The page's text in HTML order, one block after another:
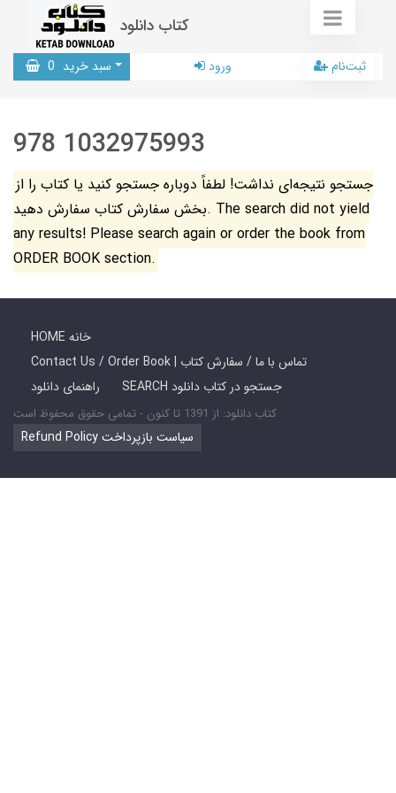
کتاب دانلود
سبد خرید 0 ورود ثبت‌نام
978 1032975993
جستجو نتیجه‌ای نداشت! لطفاً دوباره جستجو کنید یا کتاب را از
بخش سفارش کتاب سفارش دهید. The search did not yield
any results! Please search again or order the book from
ORDER BOOK section.
HOME خانه
Contact Us / Order Book | تماس با ما / سفارش کتاب
راهنمای دانلود
SEARCH جستجو در کتاب دانلود
کتاب دانلود: از 1391 تا کنون - تمامی حقوق محفوظ است
Refund Policy سیاست بازپرداخت